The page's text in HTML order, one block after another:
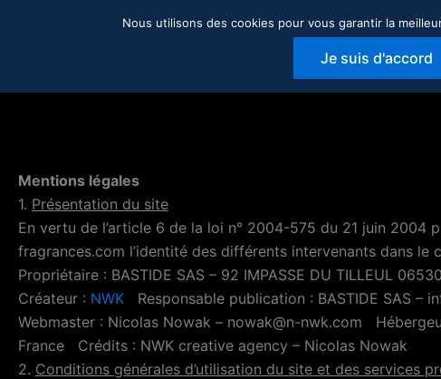
ACCUEIL NOS
Mentions légales
1. Présentation du site
En vertu de l’article 6 de la loi n° 2004-575 du 21 juin 2004
fragrances.com l’identité des différents intervenants dans le
Propriétaire : BASTIDE SAS – 92 IMPASSE DU TILLEUL
Créateur : NWK Responsable publication : BASTIDE SAS –
Webmaster : Nicolas Nowak – nowak@n-nwk.com
France Crédits : NWK creative agency – Nicolas Nowak
2. Conditions générales d’utilisation du site et des services
Nous utilisons des cookies pour vous garantir la
Je suis d'accord